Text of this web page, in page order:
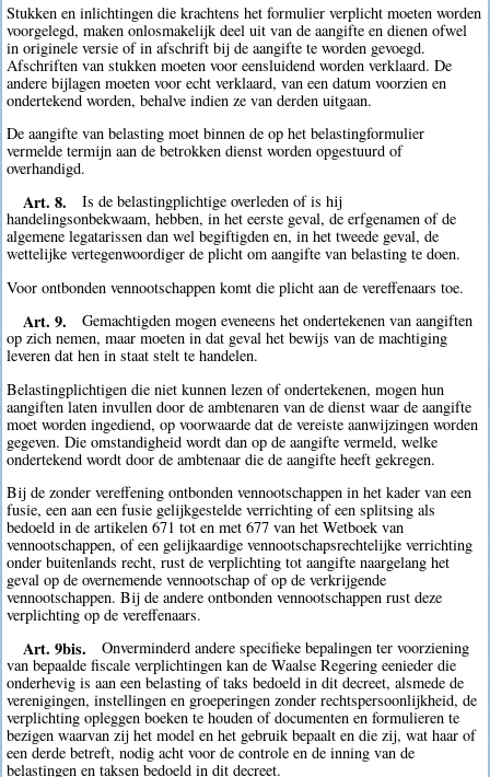
Stukken en inlichtingen die krachtens het formulier verplicht moeten worden
voorgelegd, maken onlosmakelijk deel uit van de aangifte en dienen ofwel
in originele versie of in afschrift bij de aangifte te worden gevoegd.
Afschriften van stukken moeten voor eensluidend worden verklaard. De
andere bijlagen moeten voor echt verklaard, van een datum voorzien en
ondertekend worden, behalve indien ze van derden uitgaan.
De aangifte van belasting moet binnen de op het belastingformulier
vermelde termijn aan de betrokken dienst worden opgestuurd of
overhandigd.
Art. 8.
Is de belastingplichtige overleden of is hij
handelingsonbekwaam, hebben, in het eerste geval, de erfgenamen of de
algemene legatarissen dan wel begiftigden en, in het tweede geval, de
wettelijke vertegenwoordiger de plicht om aangifte van belasting te doen.
Voor ontbonden vennootschappen komt die plicht aan de vereffenaars toe.
Art. 9.
Gemachtigden mogen eveneens het ondertekenen van aangiften
op zich nemen, maar moeten in dat geval het bewijs van de machtiging
leveren dat hen in staat stelt te handelen.
Belastingplichtigen die niet kunnen lezen of ondertekenen, mogen hun
aangiften laten invullen door de ambtenaren van de dienst waar de aangifte
moet worden ingediend, op voorwaarde dat de vereiste aanwijzingen worden
gegeven. Die omstandigheid wordt dan op de aangifte vermeld, welke
ondertekend wordt door de ambtenaar die de aangifte heeft gekregen.
Bij de zonder vereffening ontbonden vennootschappen in het kader van een
fusie, een aan een fusie gelijkgestelde verrichting of een splitsing als
bedoeld in de artikelen 671 tot en met 677 van het Wetboek van
vennootschappen, of een gelijkaardige vennootschapsrechtelijke verrichting
onder buitenlands recht, rust de verplichting tot aangifte naargelang het
geval op de overnemende vennootschap of op de verkrijgende
vennootschappen. Bij de andere ontbonden vennootschappen rust deze
verplichting op de vereffenaars.
Art. 9bis.
Onverminderd andere specifieke bepalingen ter voorziening
van bepaalde fiscale verplichtingen kan de Waalse Regering eenieder die
onderhevig is aan een belasting of taks bedoeld in dit decreet, alsmede de
verenigingen, instellingen en groeperingen zonder rechtspersoonlijkheid, de
verplichting opleggen boeken te houden of documenten en formulieren te
bezigen waarvan zij het model en het gebruik bepaalt en die zij, wat haar of
een derde betreft, nodig acht voor de controle en de inning van de
belastingen en taksen bedoeld in dit decreet.